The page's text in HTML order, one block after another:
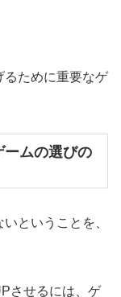
るために重要なゲ
ームの選びの
ということを、
させるには、ゲ